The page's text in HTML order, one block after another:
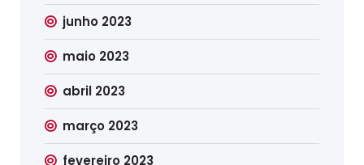
junho 2023
maio 2023
abril 2023
março 2023
fevereiro 2023